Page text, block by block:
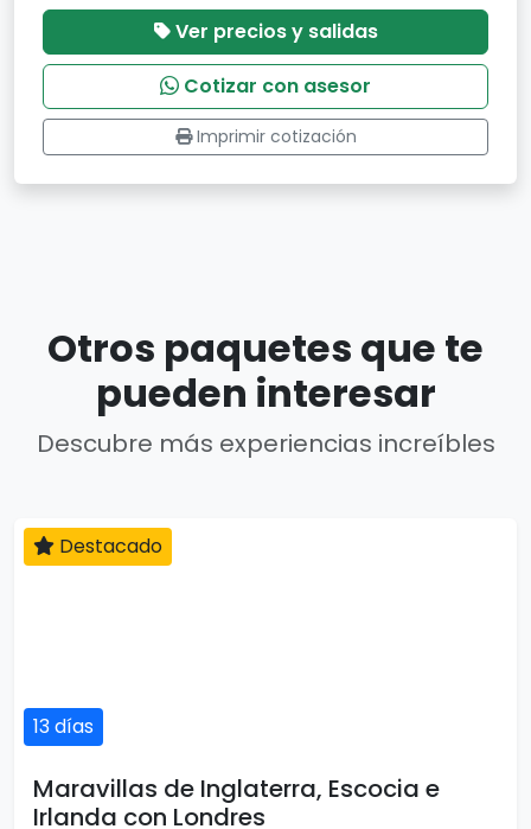
Ver precios y salidas
Cotizar con asesor
Imprimir cotización
Otros paquetes que te
pueden interesar
Descubre más experiencias increíbles
13 días
Destacado
Maravillas de Inglaterra, Escocia e
Irlanda con Londres